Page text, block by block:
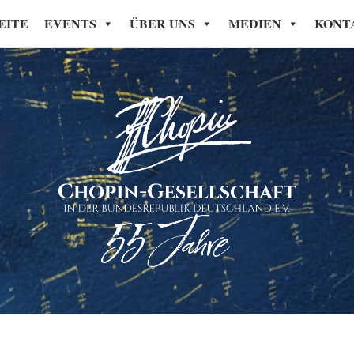
EVENTS ÜBER UNS MEDIEN
Chopin-Gesellschaft